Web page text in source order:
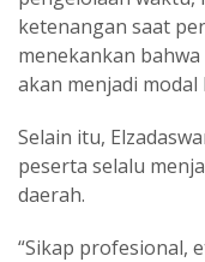
ketenangan saat
menekankan
akan menjadi
Selain itu,
peserta selalu
daerah.
“Sikap profesional,